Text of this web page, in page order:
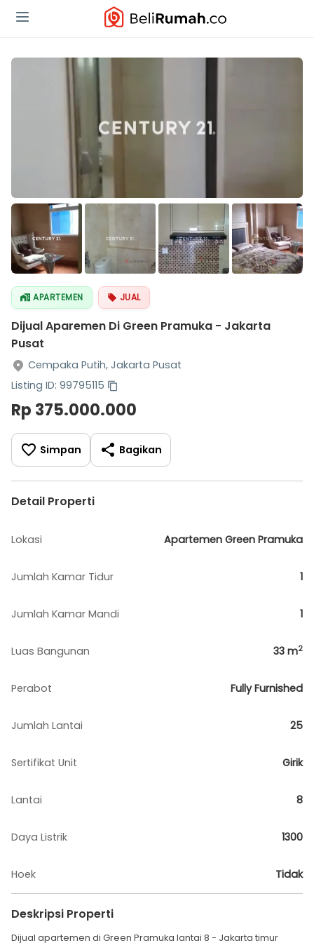
APARTEMEN JUAL
Dijual Aparemen Di Green Pramuka - Jakarta
Pusat
Cempaka Putih, Jakarta Pusat
Listing ID: 99795115
Rp 375.000.000
Simpan Bagikan
Detail Properti
Lokasi Apartemen Green Pramuka
Jumlah Kamar Tidur 1
Jumlah Kamar Mandi 1
Luas Bangunan 33 m2
Perabot Fully Furnished
Jumlah Lantai 25
Sertifikat Unit Girik
Lantai 8
Daya Listrik 1300
Hoek Tidak
Deskripsi Properti
Dijual apartemen di Green Pramuka lantai 8 - Jakarta timur